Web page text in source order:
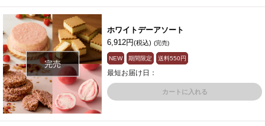
完売
ホワイトデーアソート
6,912円(税込) (完売)
NEW 期間限定 送料550円
最短お届け日：
カートに入れる